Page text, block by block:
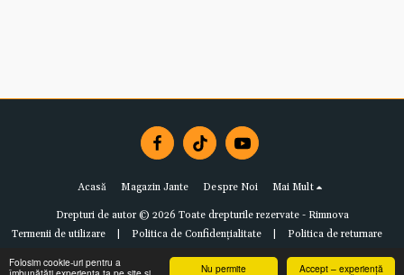
Accept – experiență
Nu permite
Folosim cookie-uri pentru a
Acasă Magazin Jante Despre Noi Mai Mult
Drepturi de autor © 2026 Toate drepturile rezervate - Rimnova
Termenii de utilizare| Politica de Confidențialitate| Politica de returnare